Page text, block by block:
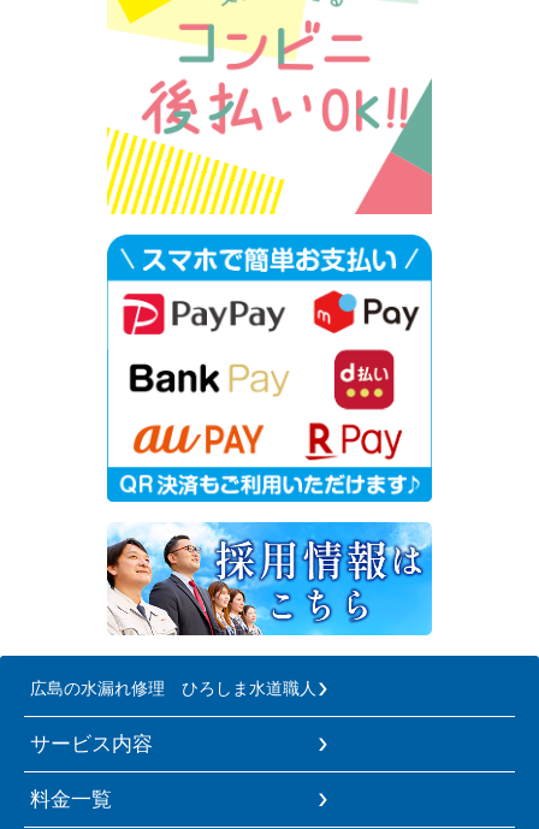
広島の水漏れ修理 ひろしま水道職人
サービス内容
料金一覧